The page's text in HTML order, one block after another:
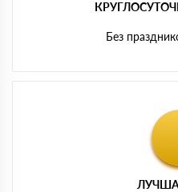
Без